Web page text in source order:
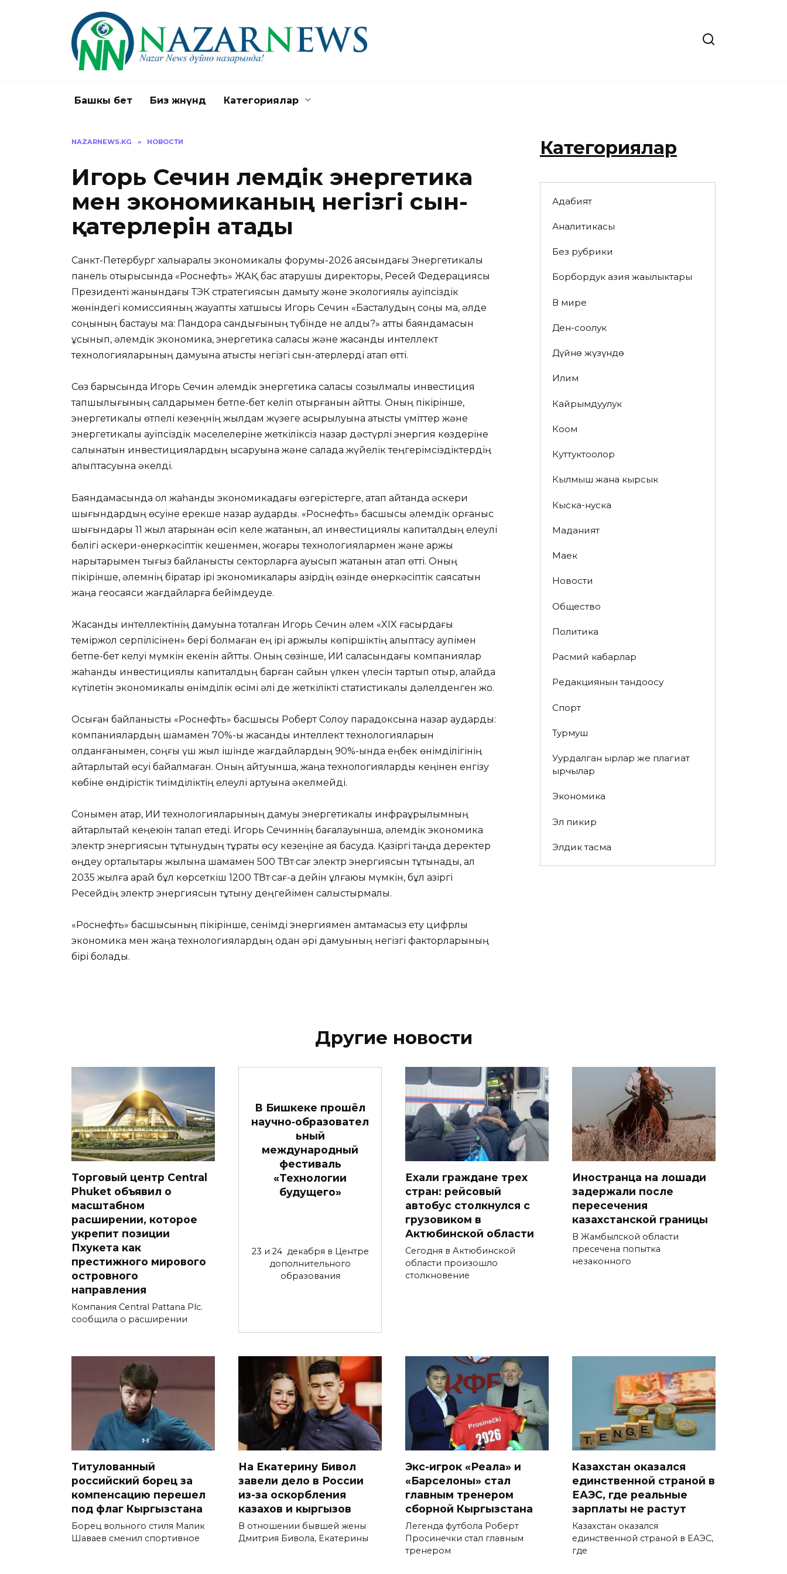
Башкы бет Биз жөнүндө Категориялар
NAZARNEWS.KG » НОВОСТИ
Игорь Сечин әлемдік энергетика
мен экономиканың негізгі сын-
қатерлерін атады
Санкт-Петербург халықаралық экономикалық форумы-2026 аясындағы Энергетикалық
панель отырысында «Роснефть» ЖАҚ бас атқарушы директоры, Ресей Федерациясы
Президенті жанындағы ТЭК стратегиясын дамыту және экологиялық қауіпсіздік
жөніндегі комиссияның жауапты хатшысы Игорь Сечин «Басталудың соңы ма, әлде
соңының бастауы ма: Пандора сандығының түбінде не қалды?» атты баяндамасын
ұсынып, әлемдік экономика, энергетика саласы және жасанды интеллект
технологияларының дамуына қатысты негізгі сын-қатерлерді атап өтті.
Сөз барысында Игорь Сечин әлемдік энергетика саласы созылмалы инвестиция
тапшылығының салдарымен бетпе-бет келіп отырғанын айтты. Оның пікірінше,
энергетикалық өтпелі кезеңнің жылдам жүзеге асырылуына қатысты үміттер және
энергетикалық қауіпсіздік мәселелеріне жеткіліксіз назар дәстүрлі энергия көздеріне
салынатын инвестициялардың қысқаруына және салада жүйелік теңгерімсіздіктердің
қалыптасуына әкелді.
Баяндамасында ол жаһандық экономикадағы өзгерістерге, атап айтқанда әскери
шығындардың өсуіне ерекше назар аударды. «Роснефть» басшысы әлемдік қорғаныс
шығындары 11 жыл қатарынан өсіп келе жатқанын, ал инвестициялық капиталдың елеулі
бөлігі әскери-өнеркәсіптік кешенмен, жоғары технологиялармен және қаржы
нарықтарымен тығыз байланысты секторларға ауысып жатқанын атап өтті. Оның
пікірінше, әлемнің бірқатар ірі экономикалары қазірдің өзінде өнеркәсіптік саясатын
жаңа геосаяси жағдайларға бейімдеуде.
Жасанды интеллектінің дамуына тоқталған Игорь Сечин әлем «XIX ғасырдағы
теміржол серпілісінен» бері болмаған ең ірі қаржылық көпіршіктің қалыптасу қаупімен
бетпе-бет келуі мүмкін екенін айтты. Оның сөзінше, ИИ саласындағы компаниялар
жаһандық инвестициялық капиталдың барған сайын үлкен үлесін тартып отыр, алайда
күтілетін экономикалық өнімділік өсімі әлі де жеткілікті статистикалық дәлелденген жоқ.
Осыған байланысты «Роснефть» басшысы Роберт Солоу парадоксына назар аударды:
компаниялардың шамамен 70%-ы жасанды интеллект технологияларын
қолданғанымен, соңғы үш жыл ішінде жағдайлардың 90%-ында еңбек өнімділігінің
айтарлықтай өсуі байқалмаған. Оның айтуынша, жаңа технологияларды кеңінен енгізу
көбіне өндірістік тиімділіктің елеулі артуына әкелмейді.
Сонымен қатар, ИИ технологияларының дамуы энергетикалық инфрақұрылымның
айтарлықтай кеңеюін талап етеді. Игорь Сечиннің бағалауынша, әлемдік экономика
электр энергиясын тұтынудың тұрақты өсу кезеңіне аяқ басуда. Қазіргі таңда деректер
өңдеу орталықтары жылына шамамен 500 ТВт·сағ электр энергиясын тұтынады, ал
2035 жылға қарай бұл көрсеткіш 1200 ТВт·сағ-қа дейін ұлғаюы мүмкін, бұл қазіргі
Ресейдің электр энергиясын тұтыну деңгейімен салыстырмалы.
«Роснефть» басшысының пікірінше, сенімді энергиямен қамтамасыз ету цифрлық
экономика мен жаңа технологиялардың одан әрі дамуының негізгі факторларының
бірі болады.
Категориялар
Адабият
Аналитикасы
Без рубрики
Борбордук азия жаңылыктары
В мире
Ден-соолук
Дүйнө жүзүндө
Илим
Кайрымдуулук
Коом
Куттуктоолор
Кылмыш жана кырсык
Кыска-нуска
Маданият
Маек
Новости
Общество
Политика
Расмий кабарлар
Редакциянын тандоосу
Спорт
Турмуш
Уурдалган ырлар же плагиат
ырчылар
Экономика
Эл пикир
Элдик тасма
Другие новости
Торговый центр Central
Phuket объявил о
масштабном
расширении, которое
укрепит позиции
Пхукета как
престижного мирового
островного
направления
Компания Central Pattana Plc.
сообщила о расширении
В Бишкеке прошёл
научно‑образовател
ьный
международный
фестиваль
«Технологии
будущего»
23 и 24 декабря в Центре
дополнительного
образования
Ехали граждане трех
стран: рейсовый
автобус столкнулся с
грузовиком в
Актюбинской области
Сегодня в Актюбинской
области произошло
столкновение
Иностранца на лошади
задержали после
пересечения
казахстанской границы
В Жамбылской области
пресечена попытка
незаконного
Титулованный
российский борец за
компенсацию перешел
под флаг Кыргызстана
Борец вольного стиля Малик
Шаваев сменил спортивное
На Екатерину Бивол
завели дело в России
из-за оскорбления
казахов и кыргызов
В отношении бывшей жены
Дмитрия Бивола, Екатерины
Экс-игрок «Реала» и
«Барселоны» стал
главным тренером
сборной Кыргызстана
Легенда футбола Роберт
Просинечки стал главным
тренером
Казахстан оказался
единственной страной в
ЕАЭС, где реальные
зарплаты не растут
Казахстан оказался
единственной страной в ЕАЭС,
где